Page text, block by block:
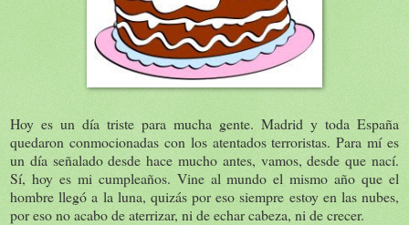
Hoy es un día triste para mucha gente. Madrid y toda España
quedaron conmocionadas con los atentados terroristas. Para mí es
un día señalado desde hace mucho antes, vamos, desde que nací.
Sí, hoy es mi cumpleaños. Vine al mundo el mismo año que el
hombre llegó a la luna, quizás por eso siempre estoy en las nubes,
por eso no acabo de aterrizar, ni de echar cabeza, ni de crecer.